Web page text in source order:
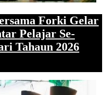
Forki Gelar
Pelajar Se-
Tahaun 2026